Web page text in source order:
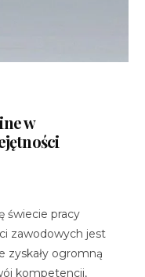
w
świecie pracy
zawodowych jest
zyskały ogromną
kompetencji,